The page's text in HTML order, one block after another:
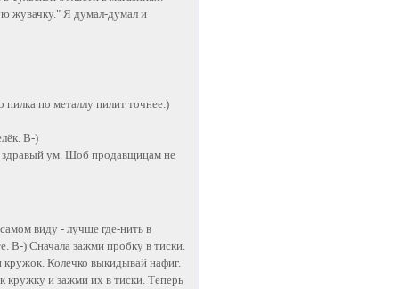
жувачку." Я думал-думал и
по металлу пилит точнее.)
В-)
здравый ум. Шоб продавщицам не
виду - лучше где-нить в
В-) Сначала зажми пробку в тиски.
Колечко выкидывай нафиг.
и зажми их в тиски. Теперь